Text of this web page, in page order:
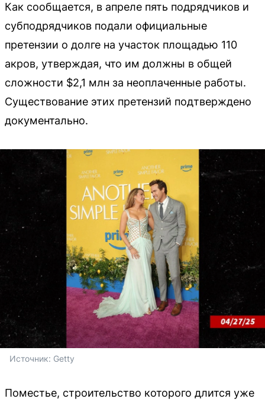
Как сообщается, в апреле пять подрядчиков и
субподрядчиков подали официальные
претензии о долге на участок площадью 110
акров, утверждая, что им должны в общей
сложности $2,1 млн за неоплаченные работы.
Существование этих претензий подтверждено
документально.
Источник: Getty
Поместье, строительство которого длится уже